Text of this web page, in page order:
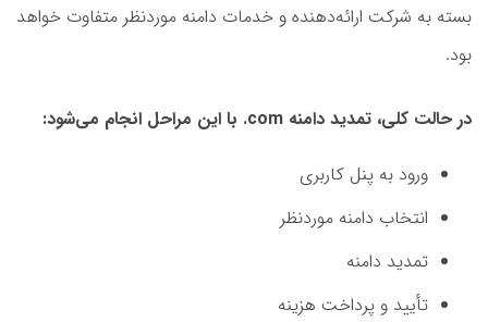
بسته به شرکت ارائه‌دهنده و خدمات دامنه موردنظر متفاوت خواهد
بود.
در حالت کلی، تمدید دامنه com. با این مراحل انجام می‌شود:
ورود به پنل کاربری
انتخاب دامنه موردنظر
تمدید دامنه
تأیید و پرداخت هزینه